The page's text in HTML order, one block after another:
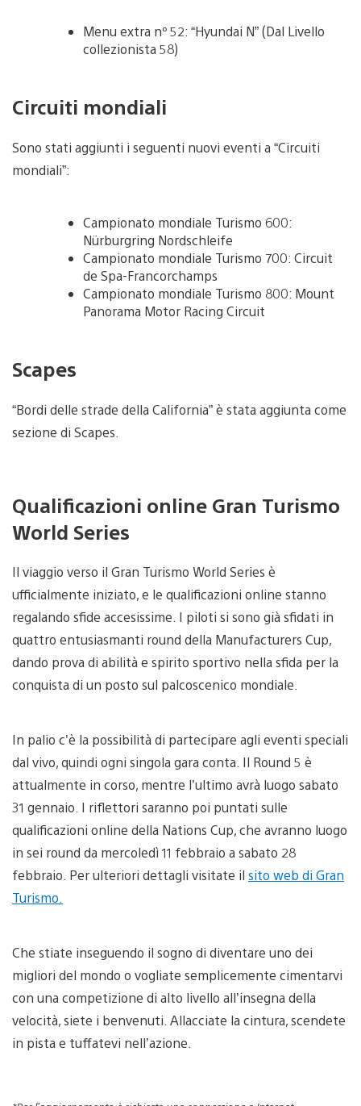
Menu extra nº 52: “Hyundai N” (Dal Livello
collezionista 58)
Circuiti mondiali
Sono stati aggiunti i seguenti nuovi eventi a “Circuiti
mondiali”:
Campionato mondiale Turismo 600:
Nürburgring Nordschleife
Campionato mondiale Turismo 700: Circuit
de Spa-Francorchamps
Campionato mondiale Turismo 800: Mount
Panorama Motor Racing Circuit
Scapes
“Bordi delle strade della California” è stata aggiunta come
sezione di Scapes.
Qualificazioni online Gran Turismo
World Series
Il viaggio verso il Gran Turismo World Series è
ufficialmente iniziato, e le qualificazioni online stanno
regalando sfide accesissime. I piloti si sono già sfidati in
quattro entusiasmanti round della Manufacturers Cup,
dando prova di abilità e spirito sportivo nella sfida per la
conquista di un posto sul palcoscenico mondiale.
In palio c’è la possibilità di partecipare agli eventi speciali
dal vivo, quindi ogni singola gara conta. Il Round 5 è
attualmente in corso, mentre l’ultimo avrà luogo sabato
31 gennaio. I riflettori saranno poi puntati sulle
qualificazioni online della Nations Cup, che avranno luogo
in sei round da mercoledì 11 febbraio a sabato 28
febbraio. Per ulteriori dettagli visitate il sito web di Gran
Turismo.
Che stiate inseguendo il sogno di diventare uno dei
migliori del mondo o vogliate semplicemente cimentarvi
con una competizione di alto livello all’insegna della
velocità, siete i benvenuti. Allacciate la cintura, scendete
in pista e tuffatevi nell’azione.